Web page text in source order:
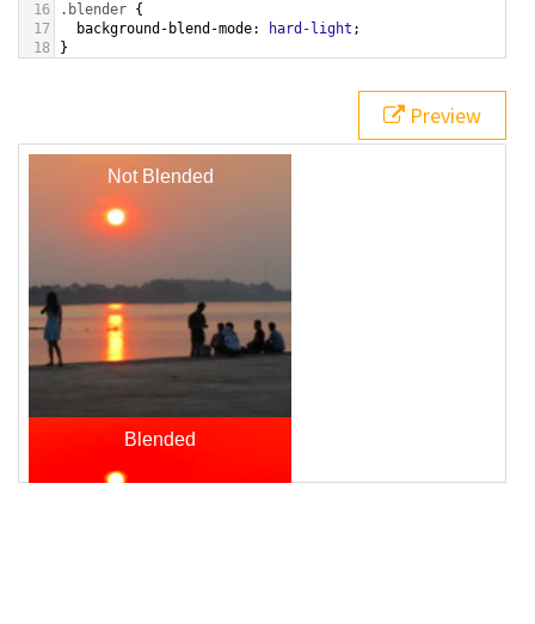
16
.blender {
17
background-blend-mode: hard-light ;
18
}
23 <div class="blender">
>
Preview